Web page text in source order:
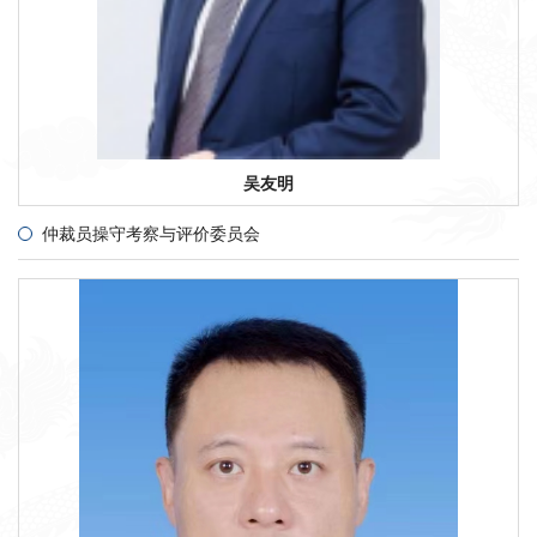
吴友明
仲裁员操守考察与评价委员会